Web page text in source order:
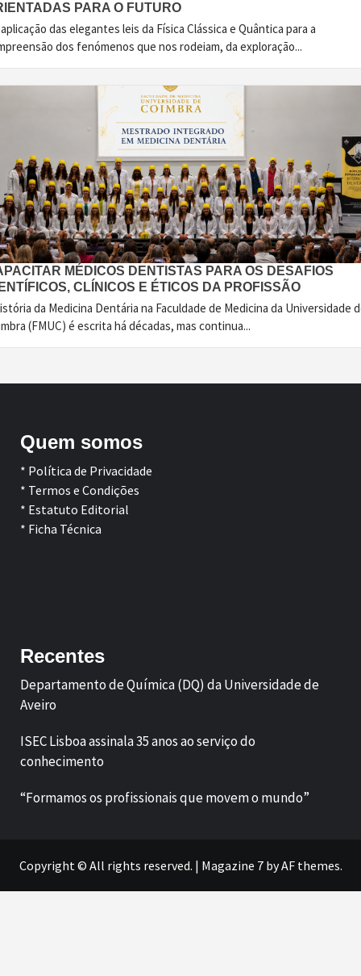
PARA O FUTURO
das elegantes leis da Física Clássica e Quântica para a
dos fenómenos que nos rodeiam, da exploração...
MÉDICOS DENTISTAS PARA OS DESAFIOS
CLÍNICOS E ÉTICOS DA PROFISSÃO
da Medicina Dentária na Faculdade de Medicina da Universidade
(FMUC) é escrita há décadas, mas continua...
Quem somos
* Política de Privacidade
* Termos e Condições
* Estatuto Editorial
* Ficha Técnica
Recentes
Departamento de Química (DQ) da Universidade de
Aveiro
ISEC Lisboa assinala 35 anos ao serviço do
conhecimento
“Formamos os profissionais que movem o mundo”
Copyright © All rights reserved. | Magazine 7by AF themes.